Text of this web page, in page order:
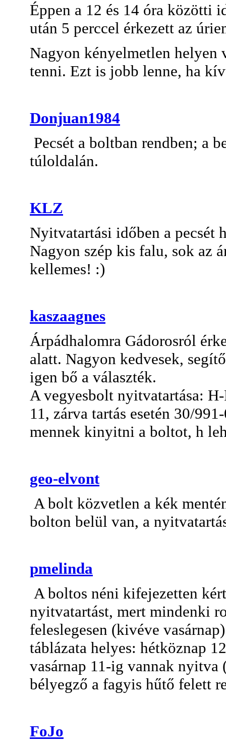
Éppen a 12 és 14 óra közötti
után 5 perccel érkezett az
Nagyon kényelmetlen helyen
tenni. Ezt is jobb lenne, ha
Donjuan1984
Pecsét a boltban rendben; a
túloldalán.
KLZ
Nyitvatartási időben a pecsét
Nagyon szép kis falu, sok az
kellemes! :)
kaszaagnes
Árpádhalomra Gádorosról
alatt. Nagyon kedvesek,
igen bő a választék.
A vegyesbolt nyitvatartása:
11, zárva tartás esetén 30/
mennek kinyitni a boltot, h
geo-elvont
A bolt közvetlen a kék
bolton belül van, a
pmelinda
A boltos néni kifejezetten
nyitvatartást, mert mindenki
feleslegesen (kivéve
táblázata helyes: hétköznap
vasárnap 11-ig vannak nyitva
bélyegző a fagyis hűtő felett
FoJo